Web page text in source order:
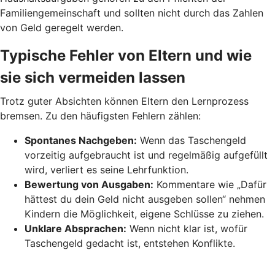
Familiengemeinschaft und sollten nicht durch das Zahlen
von Geld geregelt werden.
Typische Fehler von Eltern und wie
sie sich vermeiden lassen
Trotz guter Absichten können Eltern den Lernprozess
bremsen. Zu den häufigsten Fehlern zählen:
Spontanes Nachgeben: Wenn das Taschengeld
vorzeitig aufgebraucht ist und regelmäßig aufgefüllt
wird, verliert es seine Lehrfunktion.
Bewertung von Ausgaben: Kommentare wie „Dafür
hättest du dein Geld nicht ausgeben sollen“ nehmen
Kindern die Möglichkeit, eigene Schlüsse zu ziehen.
Unklare Absprachen: Wenn nicht klar ist, wofür
Taschengeld gedacht ist, entstehen Konflikte.